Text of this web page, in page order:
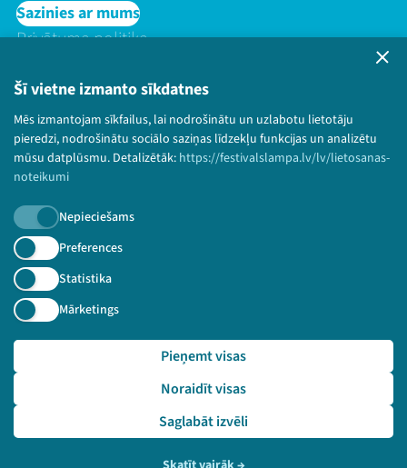
Šī vietne izmanto sīkdatnes
Mēs izmantojam sīkfailus, lai nodrošinātu un uzlabotu lietotāju
pieredzi, nodrošinātu sociālo saziņas līdzekļu funkcijas un analizētu
mūsu datplūsmu. Detalizētāk: https://festivalslampa.lv/lv/lietosanas-
noteikumi
Nepieciešams
Preferences
Statistika
Mārketings
Saglabāt izvēli
Noraidīt visas
Pieņemt visas
Sazinies ar mums
Privātuma politika
Bērnu aizsardzības politika
© 2026 Sarunu festivāls LAMPA Visas tiesības
paturētas.
Piesakies jaunumiem!
Nepalaid garām aktuālāko informāciju!
🔗 https://festivalslampa.lv/lv/video-arhivs/2335?sp